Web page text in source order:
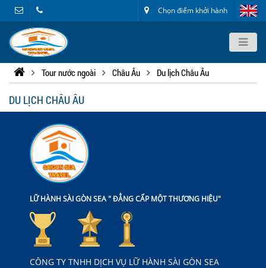
Chọn điểm khởi hành
Tour nước ngoài Châu Âu Du lịch Châu Âu
DU LỊCH CHÂU ÂU
LỮ HÀNH SÀI GÒN SEA " ĐẲNG CẤP MỘT THƯƠNG HIỆU"
CÔNG TY TNHH DỊCH VỤ LỮ HÀNH SÀI GÒN SEA